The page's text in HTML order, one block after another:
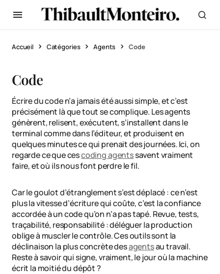
Accueil Catégories Agents Code
Code
Écrire du code n’a jamais été aussi simple, et c’est
précisément là que tout se complique. Les agents
génèrent, relisent, exécutent, s’installent dans le
terminal comme dans l’éditeur, et produisent en
quelques minutes ce qui prenait des journées. Ici, on
regarde ce que cescoding agentssavent vraiment
faire, et où ils nous font perdre le fil.
Car le goulot d’étranglement s’est déplacé : ce n’est
plus la vitesse d’écriture qui coûte, c’est la confiance
accordée à un code qu’on n’a pas tapé. Revue, tests,
traçabilité, responsabilité : déléguer la production
oblige à muscler le contrôle. Ces outils sont la
déclinaison la plus concrète desagentsau travail.
Reste à savoir qui signe, vraiment, le jour où la machine
écrit la moitié du dépôt ?